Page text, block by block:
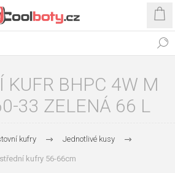
KUFR BHPC 4W M
33 ZELENÁ 66 L
kufry Jednotlivé kusy
střední kufry 56-66cm